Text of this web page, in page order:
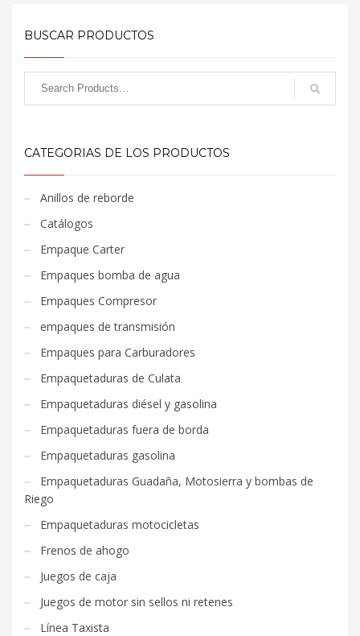
BUSCAR PRODUCTOS
CATEGORIAS DE LOS PRODUCTOS
Anillos de reborde
Catálogos
Empaque Carter
Empaques bomba de agua
Empaques Compresor
empaques de transmisión
Empaques para Carburadores
Empaquetaduras de Culata
Empaquetaduras diésel y gasolina
Empaquetaduras fuera de borda
Empaquetaduras gasolina
Empaquetaduras Guadaña, Motosierra y bombas de
Riego
Empaquetaduras motocicletas
Frenos de ahogo
Juegos de caja
Juegos de motor sin sellos ni retenes
Línea Taxista